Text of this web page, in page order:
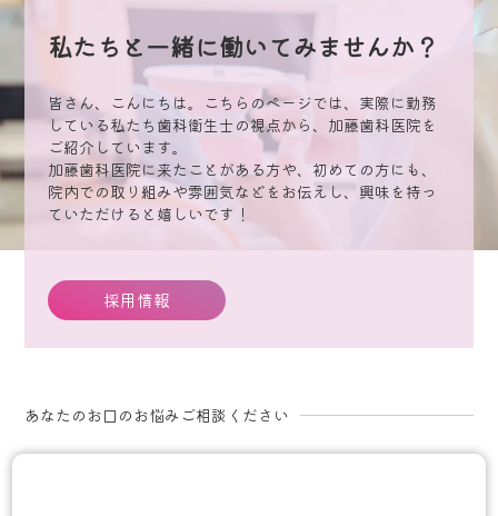
私たちと一緒に働いてみませんか？
皆さん、こんにちは。こちらのページでは、実際に勤務
している私たち歯科衛生士の視点から、加藤歯科医院を
ご紹介しています。
加藤歯科医院に来たことがある方や、初めての方にも、
院内での取り組みや雰囲気などをお伝えし、興味を持っ
ていただけると嬉しいです！
採用情報
あなたのお口のお悩みご相談ください